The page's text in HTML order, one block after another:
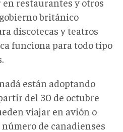
británico
discotecas y teatros
funciona para todo tipo
están adoptando
del 30 de octubre
viajar en avión o
de canadienses